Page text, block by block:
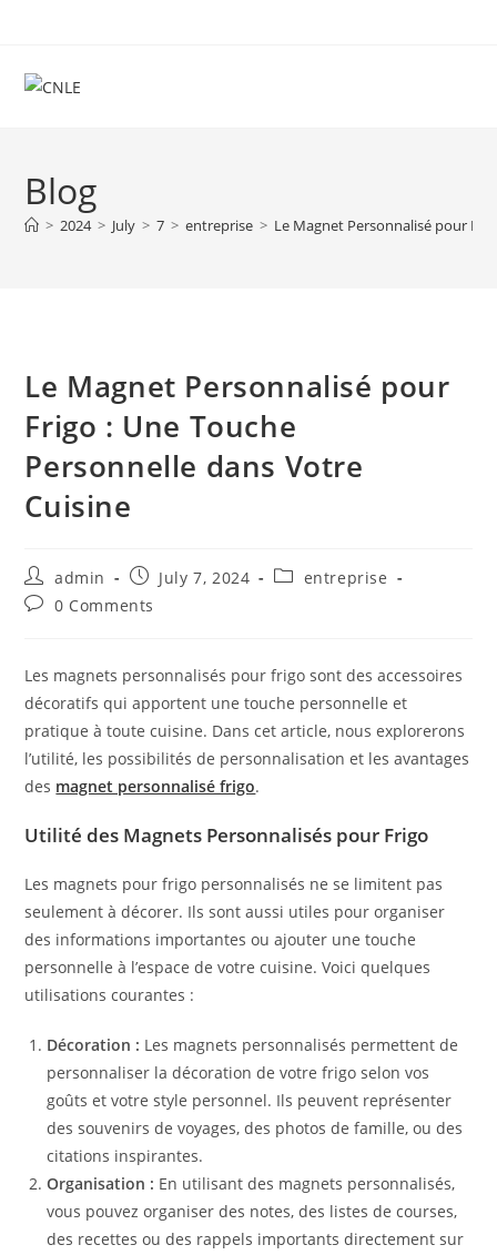
content
Blog
> 2024 > July > 7 > entreprise > Le Magnet Personnalisé pour
Le Magnet Personnalisé pour
Frigo : Une Touche
Personnelle dans Votre
Cuisine
Post
author:
admin
Post
published:
July 7, 2024
Postentreprise
Post0 Comments
Les magnets personnalisés pour frigo sont des accessoires
décoratifs qui apportent une touche personnelle et
pratique à toute cuisine. Dans cet article, nous explorerons
l’utilité, les possibilités de personnalisation et les avantages
des magnet personnalisé frigo.
Utilité des Magnets Personnalisés pour Frigo
Les magnets pour frigo personnalisés ne se limitent pas
seulement à décorer. Ils sont aussi utiles pour organiser
des informations importantes ou ajouter une touche
personnelle à l’espace de votre cuisine. Voici quelques
utilisations courantes :
Décoration : Les magnets personnalisés permettent de
personnaliser la décoration de votre frigo selon vos
goûts et votre style personnel. Ils peuvent représenter
des souvenirs de voyages, des photos de famille, ou des
citations inspirantes.
Organisation : En utilisant des magnets personnalisés,
vous pouvez organiser des notes, des listes de courses,
des recettes ou des rappels importants directement sur